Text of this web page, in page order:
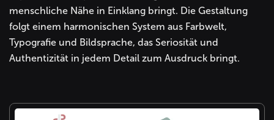
menschliche Nähe in Einklang bringt. Die Gestaltung
folgt einem harmonischen System aus Farbwelt,
Typografie und Bildsprache, das Seriosität und
Authentizität in jedem Detail zum Ausdruck bringt.